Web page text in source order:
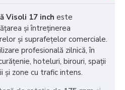
Visoli 17 inch este
și întreținerea
și suprafețelor comerciale.
profesională zilnică, în
hoteluri, birouri, spații
și zone cu trafic intens.